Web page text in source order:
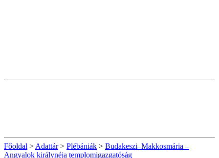
Főoldal > Adattár> Plébániák > Budakeszi–Makkosmária –
Angyalok királynéja templomigazgatóság